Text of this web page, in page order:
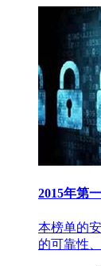
2015年第
本榜单的
的可靠性